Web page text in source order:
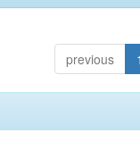
previous 1